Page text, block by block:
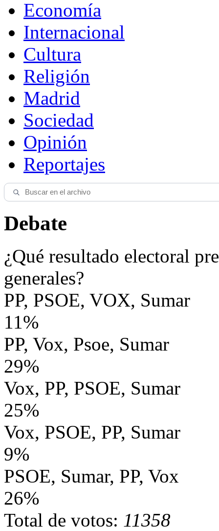
Economía
Internacional
Cultura
Religión
Madrid
Sociedad
Opinión
Reportajes
Debate
¿Qué resultado electoral
generales?
PP, PSOE, VOX, Sumar
11%
PP, Vox, Psoe, Sumar
29%
Vox, PP, PSOE, Sumar
25%
Vox, PSOE, PP, Sumar
9%
PSOE, Sumar, PP, Vox
26%
Total de votos: 11358